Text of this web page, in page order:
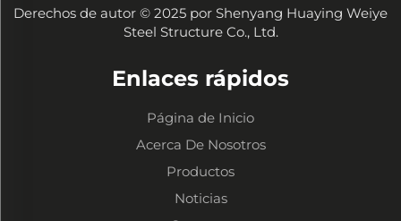
Derechos de autor © 2025 por Shenyang Huaying Weiye
Steel Structure Co., Ltd.
Enlaces rápidos
Página de Inicio
Acerca De Nosotros
Productos
Noticias